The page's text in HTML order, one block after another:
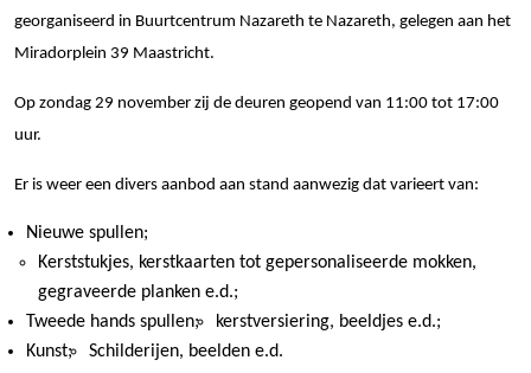
georganiseerd in Buurtcentrum Nazareth te Nazareth, gelegen aan het
Miradorplein 39 Maastricht.
Op zondag 29 november zij de deuren geopend van 11:00 tot 17:00
uur.
Er is weer een divers aanbod aan stand aanwezig dat varieert van:
Nieuwe spullen;
Kerststukjes, kerstkaarten tot gepersonaliseerde mokken,
gegraveerde planken e.d.;
Tweede hands spullen;
kerstversiering, beeldjes e.d.;
Kunst;
Schilderijen, beelden e.d.